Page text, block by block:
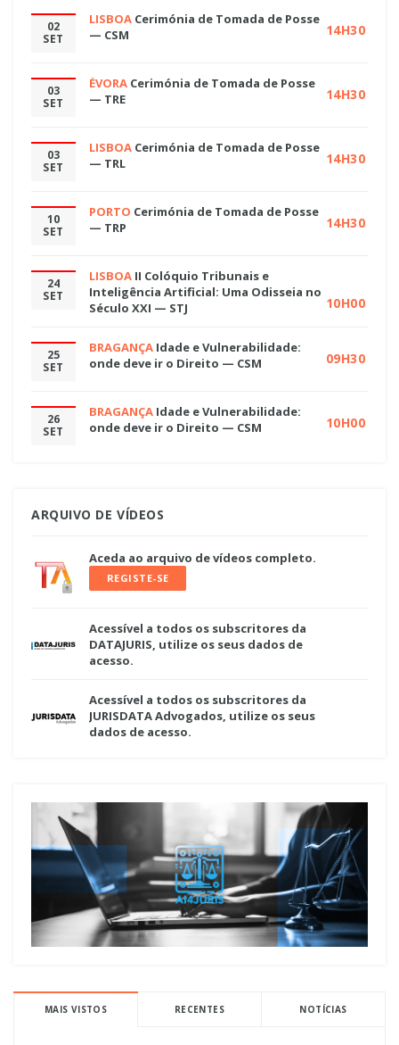
02
SET
LISBOA Cerimónia de Tomada de Posse
— CSM
14H30
03
SET
ÉVORA Cerimónia de Tomada de Posse
— TRE
14H30
03
SET
LISBOA Cerimónia de Tomada de Posse
— TRL
14H30
10
SET
PORTO Cerimónia de Tomada de Posse
— TRP
14H30
24
SET
LISBOA II Colóquio Tribunais e
Inteligência Artificial: Uma Odisseia no
Século XXI — STJ
10H00
25
SET
BRAGANÇA Idade e Vulnerabilidade:
onde deve ir o Direito — CSM
09H30
26
SET
BRAGANÇA Idade e Vulnerabilidade:
onde deve ir o Direito — CSM
10H00
ARQUIVO DE VÍDEOS
Aceda ao arquivo de vídeos completo.
REGISTE-SE
Acessível a todos os subscritores da
DATAJURIS, utilize os seus dados de
acesso.
Acessível a todos os subscritores da
JURISDATA Advogados, utilize os seus
dados de acesso.
MAIS VISTOS RECENTES NOTÍCIAS